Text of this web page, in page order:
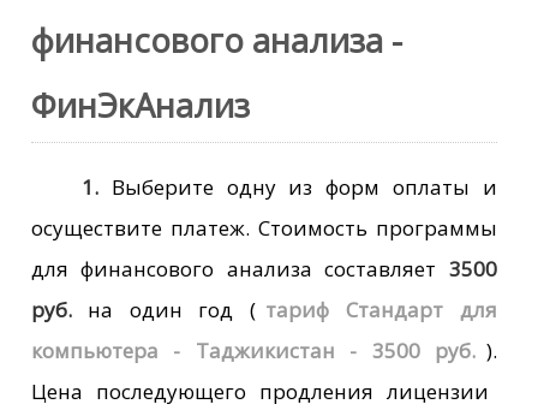
финансового анализа -
ФинЭкАнализ
1. Выберите одну из форм оплаты и
осуществите платеж. Стоимость программы
для финансового анализа составляет 3500
руб.
на один год ( тариф Стандарт для
компьютера - Таджикистан - 3500 руб. ).
Цена последующего продления лицензии